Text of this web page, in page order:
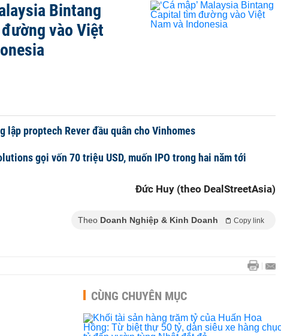
Bintang
vào Việt
lập proptech Rever đầu quân cho Vinhomes
gọi vốn 70 triệu USD, muốn IPO trong hai năm tới
Đức Huy (theo DealStreetAsia)
Theo Doanh Nghiệp & Kinh Doanh Copy link
CÙNG CHUYÊN MỤC